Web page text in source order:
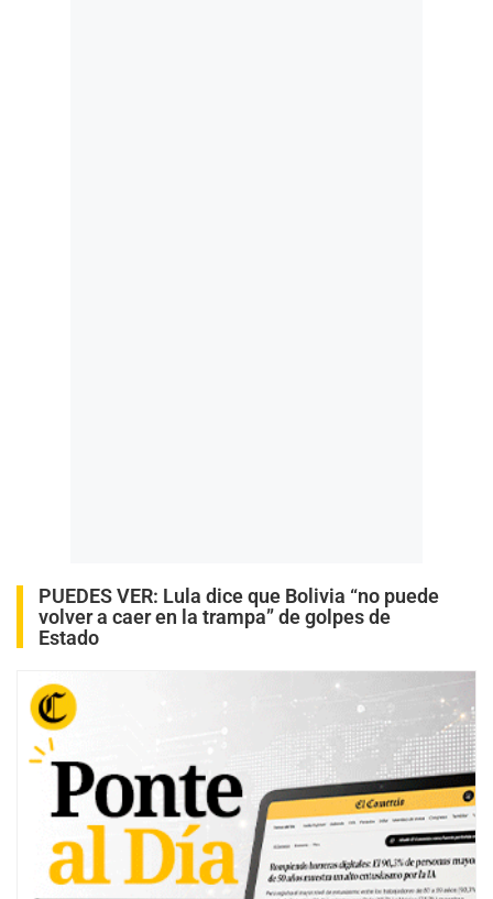
PUEDES VER: Lula dice que Bolivia “no puede
volver a caer en la trampa” de golpes de
Estado